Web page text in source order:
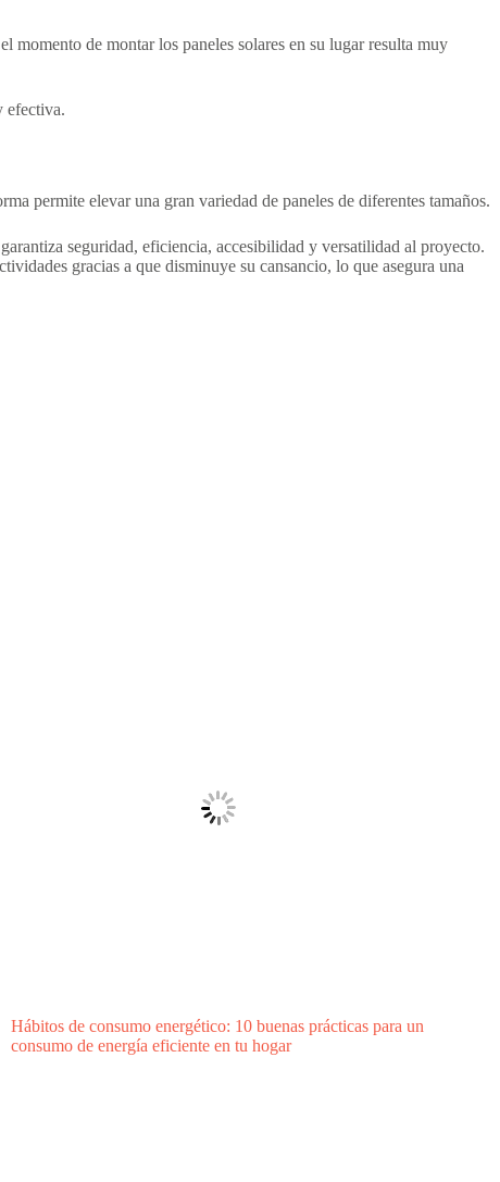
momento de montar los paneles solares en su lugar resulta muy
efectiva.
permite elevar una gran variedad de paneles de diferentes tamaños.
seguridad, eficiencia, accesibilidad y versatilidad al proyecto.
gracias a que disminuye su cansancio, lo que asegura una
Hábitos de consumo energético: 10 buenas prácticas para un
consumo de energía eficiente en tu hogar